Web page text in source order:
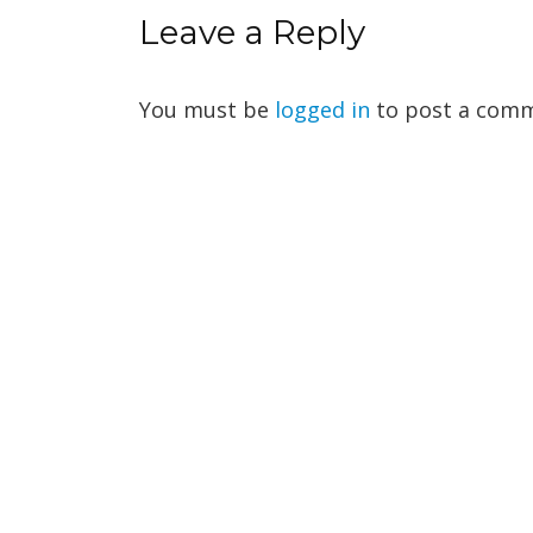
Leave a Reply
You must be logged in to post a